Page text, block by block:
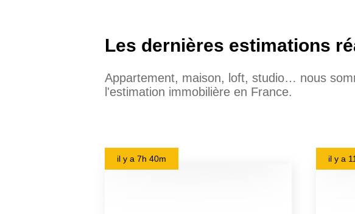
Les dernières estimations
Appartement, maison, loft, studio… nous
l'estimation immobilière en France.
il y a 7h 40m il y a